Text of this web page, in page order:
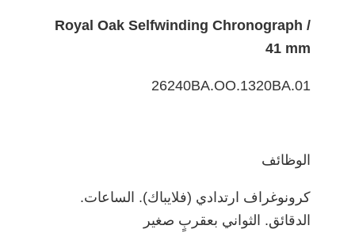
Royal Oak Selfwinding Chronograph /
41 mm
26240BA.OO.1320BA.01
الوظائف
كرونوغراف ارتدادي (فلايباك). الساعات.
الدقائق. الثواني بعقربٍ صغير